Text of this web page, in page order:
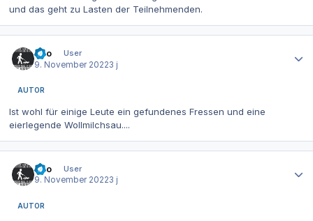
und das geht zu Lasten der Teilnehmenden.
Dito
User
9. November 20223 j
AUTOR
Ist wohl für einige Leute ein gefundenes Fressen und eine
eierlegende Wollmilchsau....
Dito
User
9. November 20223 j
AUTOR